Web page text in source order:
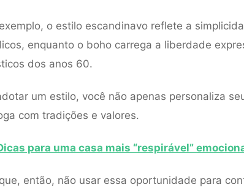
o estilo escandinavo reflete a
enquanto o boho carrega a liberdade
dos anos 60.
um estilo, você não apenas personaliza
com tradições e valores.
para uma casa mais “respirável”
então, não usar essa oportunidade para